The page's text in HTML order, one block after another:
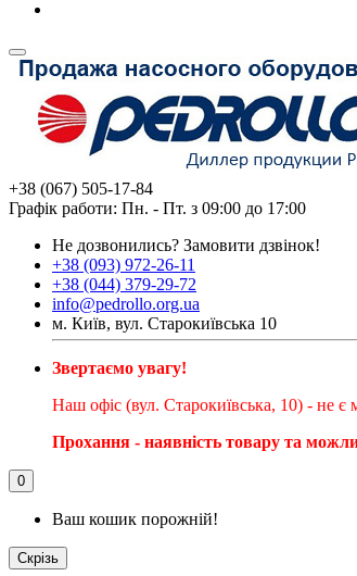
+38 (067) 505-17-84
Графік работи: Пн. - Пт. з 09:00 до 17:00
Не дозвонились? Замовити дзвінок!
+38 (093) 972-26-11
+38 (044) 379-29-72
info@pedrollo.org.ua
м. Київ, вул. Старокиївська 10
Звертаємо увагу!
Наш офіс (вул. Старокиївська, 10) - не
Прохання - наявність товару та
0
Ваш кошик порожній!
Скрізь